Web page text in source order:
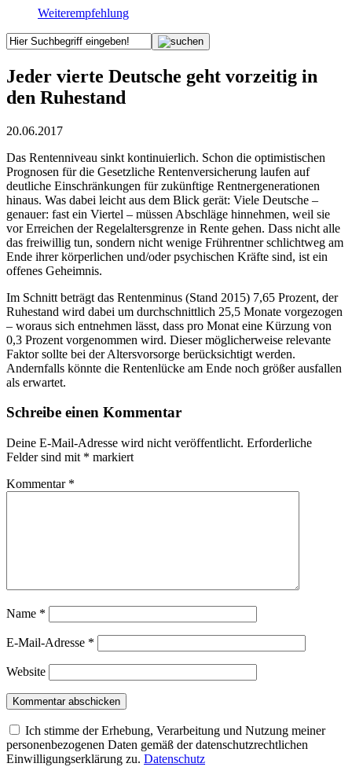
Weiterempfehlung
Jeder vierte Deutsche geht vorzeitig in
den Ruhestand
20.06.2017
Das Rentenniveau sinkt kontinuierlich. Schon die optimistischen
Prognosen für die Gesetzliche Rentenversicherung laufen auf
deutliche Einschränkungen für zukünftige Rentnergenerationen
hinaus. Was dabei leicht aus dem Blick gerät: Viele Deutsche –
genauer: fast ein Viertel – müssen Abschläge hinnehmen, weil sie
vor Erreichen der Regelaltersgrenze in Rente gehen. Dass nicht alle
das freiwillig tun, sondern nicht wenige Frührentner schlichtweg am
Ende ihrer körperlichen und/oder psychischen Kräfte sind, ist ein
offenes Geheimnis.
Im Schnitt beträgt das Rentenminus (Stand 2015) 7,65 Prozent, der
Ruhestand wird dabei um durchschnittlich 25,5 Monate vorgezogen
– woraus sich entnehmen lässt, dass pro Monat eine Kürzung von
0,3 Prozent vorgenommen wird. Dieser möglicherweise relevante
Faktor sollte bei der Altersvorsorge berücksichtigt werden.
Andernfalls könnte die Rentenlücke am Ende noch größer ausfallen
als erwartet.
Schreibe einen Kommentar
Deine E-Mail-Adresse wird nicht veröffentlicht. Erforderliche
Felder sind mit * markiert
Kommentar *
Name *
E-Mail-Adresse *
Website
Ich stimme der Erhebung, Verarbeitung und Nutzung meiner
personenbezogenen Daten gemäß der datenschutzrechtlichen
Einwilligungserklärung zu. Datenschutz